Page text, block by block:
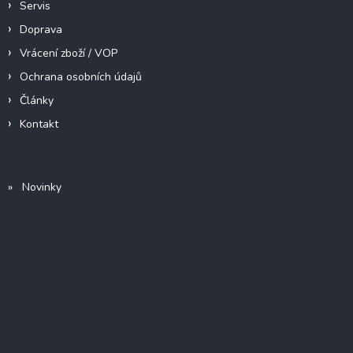
Servis
Doprava
Vrácení zboží / VOP
Ochrana osobních údajů
Články
Kontakt
» Novinky